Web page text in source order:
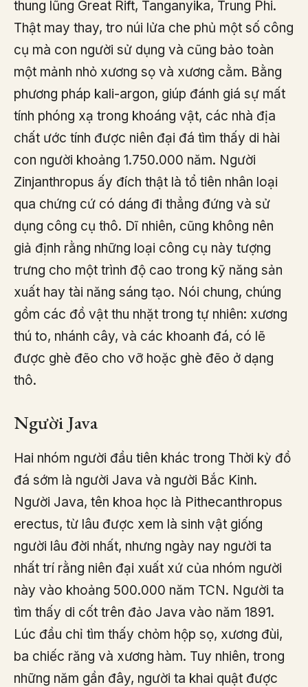
thung lũng Great Rift, Tanganyika, Trung Phi.
Thật may thay, tro núi lửa che phủ một số công
cụ mà con người sử dụng và cũng bảo toàn
một mảnh nhỏ xương sọ và xương cằm. Bằng
phương pháp kali-argon, giúp đánh giá sự mất
tính phóng xạ trong khoáng vật, các nhà địa
chất ước tính được niên đại đá tìm thấy di hài
con người khoảng 1.750.000 năm. Người
Zinjanthropus ấy đích thật là tổ tiên nhân loại
qua chứng cứ có dáng đi thẳng đứng và sử
dụng công cụ thô. Dĩ nhiên, cũng không nên
giả định rằng những loại công cụ này tượng
trưng cho một trình độ cao trong kỹ năng sản
xuất hay tài năng sáng tạo. Nói chung, chúng
gồm các đồ vật thu nhặt trong tự nhiên: xương
thú to, nhánh cây, và các khoanh đá, có lẽ
được ghè đẽo cho vỡ hoặc ghè đẽo ở dạng
thô.
Người Java
Hai nhóm người đầu tiên khác trong Thời kỳ đồ
đá sớm là người Java và người Bắc Kinh.
Người Java, tên khoa học là Pithecanthropus
erectus, từ lâu được xem là sinh vật giống
người lâu đời nhất, nhưng ngày nay người ta
nhất trí rằng niên đại xuất xứ của nhóm người
này vào khoảng 500.000 năm TCN. Người ta
tìm thấy di cốt trên đảo Java vào năm 1891.
Lúc đầu chỉ tìm thấy chỏm hộp sọ, xương đùi,
ba chiếc răng và xương hàm. Tuy nhiên, trong
những năm gần đây, người ta khai quật được